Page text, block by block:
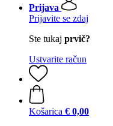
Prijava
Prijavite se zdaj
Ste tukaj prvič?
Ustvarite račun
Košarica € 0,00